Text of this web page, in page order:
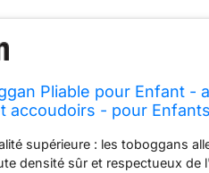
Pliable pour Enfant -
accoudoirs - pour
supérieure : les toboggans
densité sûr et respectueux de